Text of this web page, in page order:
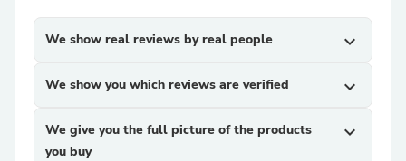
We show real reviews by real people expand_more
We show you which reviews are verified expand_more
We give you the full picture of the products
you buy
expand_more